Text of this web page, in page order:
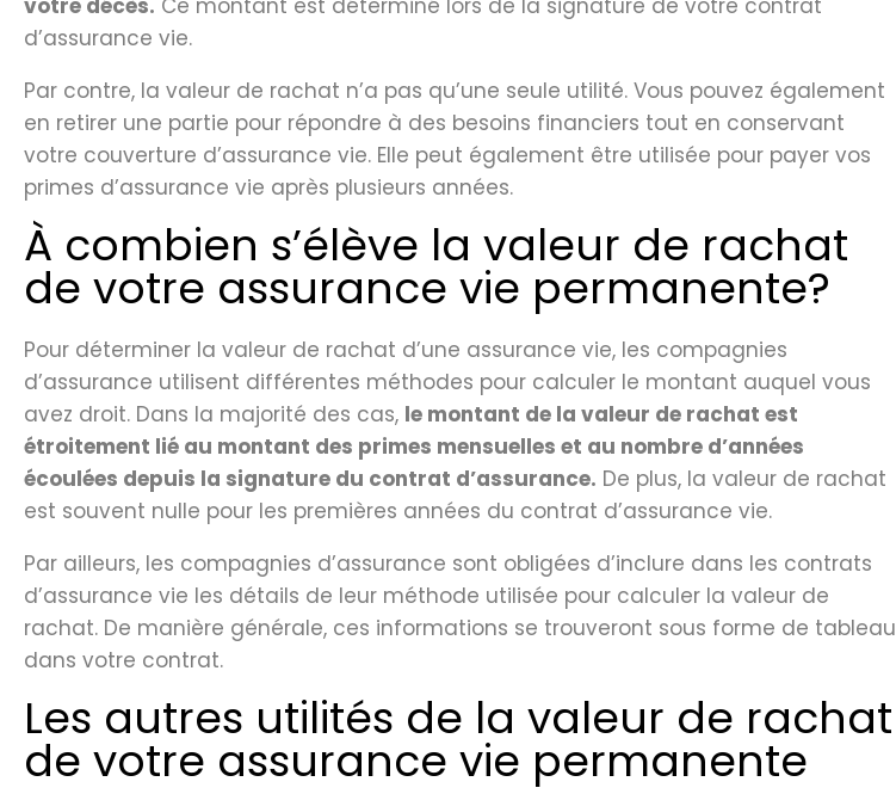
votre décès. Ce montant est déterminé lors de la signature de votre contrat
d’assurance vie.
Par contre, la valeur de rachat n’a pas qu’une seule utilité. Vous pouvez également
en retirer une partie pour répondre à des besoins financiers tout en conservant
votre couverture d’assurance vie. Elle peut également être utilisée pour payer vos
primes d’assurance vie après plusieurs années.
À combien s’élève la valeur de rachat
de votre assurance vie permanente?
Pour déterminer la valeur de rachat d’une assurance vie, les compagnies
d’assurance utilisent différentes méthodes pour calculer le montant auquel vous
avez droit. Dans la majorité des cas, le montant de la valeur de rachat est
étroitement lié au montant des primes mensuelles et au nombre d’années
écoulées depuis la signature du contrat d’assurance. De plus, la valeur de rachat
est souvent nulle pour les premières années du contrat d’assurance vie.
Par ailleurs, les compagnies d’assurance sont obligées d’inclure dans les contrats
d’assurance vie les détails de leur méthode utilisée pour calculer la valeur de
rachat. De manière générale, ces informations se trouveront sous forme de tableau
dans votre contrat.
Les autres utilités de la valeur de rachat
de votre assurance vie permanente